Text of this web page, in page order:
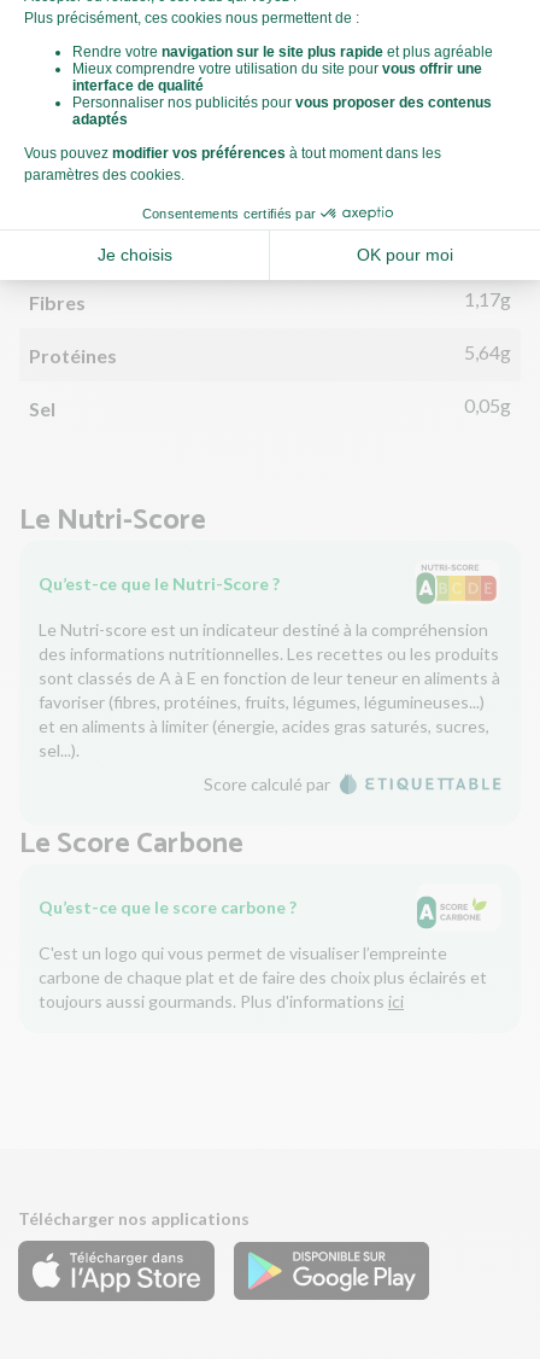
Matières grasses
dont acides gras saturés
dont sucre
Fibres 1,17g
Protéines 5,64g
Sel 0,05g
Le Nutri-Score
Qu’est-ce que le Nutri-Score ?
Le Nutri-score est un indicateur destiné à la compréhension
des informations nutritionnelles. Les recettes ou les produits
sont classés de A à E en fonction de leur teneur en aliments à
favoriser (fibres, protéines, fruits, légumes, légumineuses...)
et en aliments à limiter (énergie, acides gras saturés, sucres,
sel...).
Score calculé par
Le Score Carbone
Qu’est-ce que le score carbone ?
C'est un logo qui vous permet de visualiser l’empreinte
carbone de chaque plat et de faire des choix plus éclairés et
toujours aussi gourmands. Plus d'informations ici
Télécharger nos applications